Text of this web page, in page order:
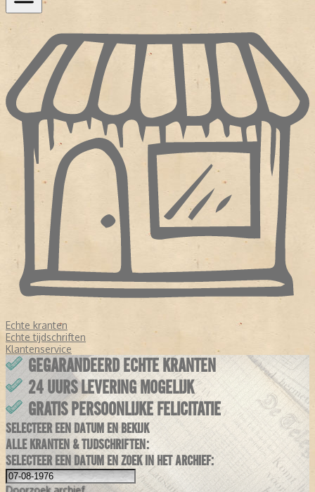
Echte kranten
Echte tijdschriften
Klantenservice
GEGARANDEERD ECHTE KRANTEN
24 UURS LEVERING MOGELIJK
GRATIS PERSOONLIJKE FELICITATIE
SELECTEER EEN DATUM EN BEKIJK
ALLE KRANTEN & TIJDSCHRIFTEN:
SELECTEER EEN DATUM EN ZOEK IN HET ARCHIEF: